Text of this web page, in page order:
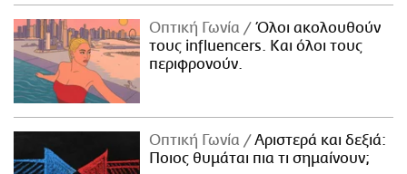
Οπτική Γωνία
Όλοι ακολουθούν
τους influencers. Και όλοι τους
περιφρονούν.
Οπτική Γωνία
Αριστερά και δεξιά:
Ποιος θυμάται πια τι σημαίνουν;